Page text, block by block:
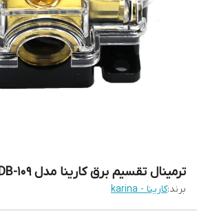
ترمینال تقسیم برق کارینا مدل DB-109
برند:کارینا - karina